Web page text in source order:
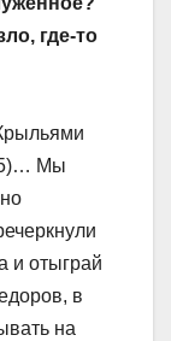
где-то
Мы
и отыграй
в
на